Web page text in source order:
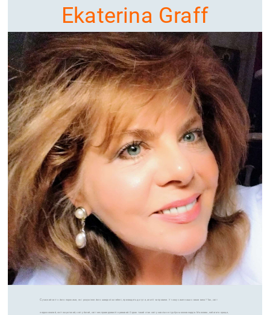
Ekaterina Graff
С учасний світ з його пороками, як і розуміння його швидкої загибелі, призводять до туги, апатії чи провини. У чому саме наша з вами вина? Так, світ
недосконалий, світ жорстокий, світ убогий, світ несправедливий і кривавий. Однак такий стан світу зовсім не турбує можновладців. Можливо, набагато краще,